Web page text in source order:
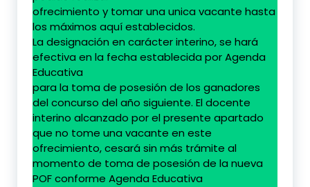
ofrecimiento y tomar una unica vacante hasta
los máximos aquí establecidos.
La designación en carácter interino, se hará
efectiva en la fecha establecida por Agenda
Educativa
para la toma de posesión de los ganadores
del concurso del año siguiente. El docente
interino alcanzado por el presente apartado
que no tome una vacante en este
ofrecimiento, cesará sin más trámite al
momento de toma de posesión de la nueva
POF conforme Agenda Educativa